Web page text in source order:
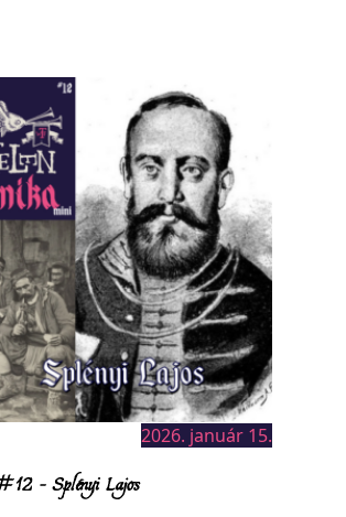
2026. január 15.
– Splényi Lajos